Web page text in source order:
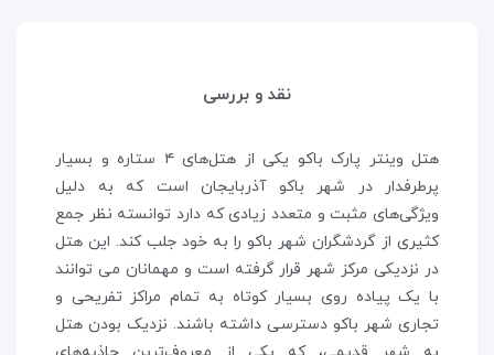
نقد و بررسی
هتل وینتر پارک باکو یکی از هتل‌های ۴ ستاره و بسیار
پرطرفدار در شهر باکو آذربایجان است که به دلیل
ویژگی‌های مثبت و متعدد زیادی که دارد توانسته نظر جمع
کثیری از گردشگران شهر باکو را به خود جلب کند. این هتل
در نزدیکی مرکز شهر قرار گرفته است و مهمانان می توانند
با یک پیاده روی بسیار کوتاه به تمام مراکز تفریحی و
تجاری شهر باکو دسترسی داشته باشند. نزدیک بودن هتل